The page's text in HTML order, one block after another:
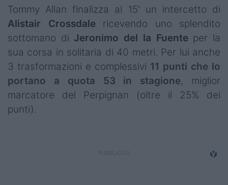
Tommy Allan finalizza al 15' un intercetto di
Alistair Crossdale ricevendo uno splendito
sottomano di Jeronimo del la Fuente per la
sua corsa in solitaria di 40 metri. Per lui anche
3 trasformazioni e complessivi 11 punti che lo
portano a quota 53 in stagione, miglior
marcatore del Perpignan (oltre il 25% dei
punti).